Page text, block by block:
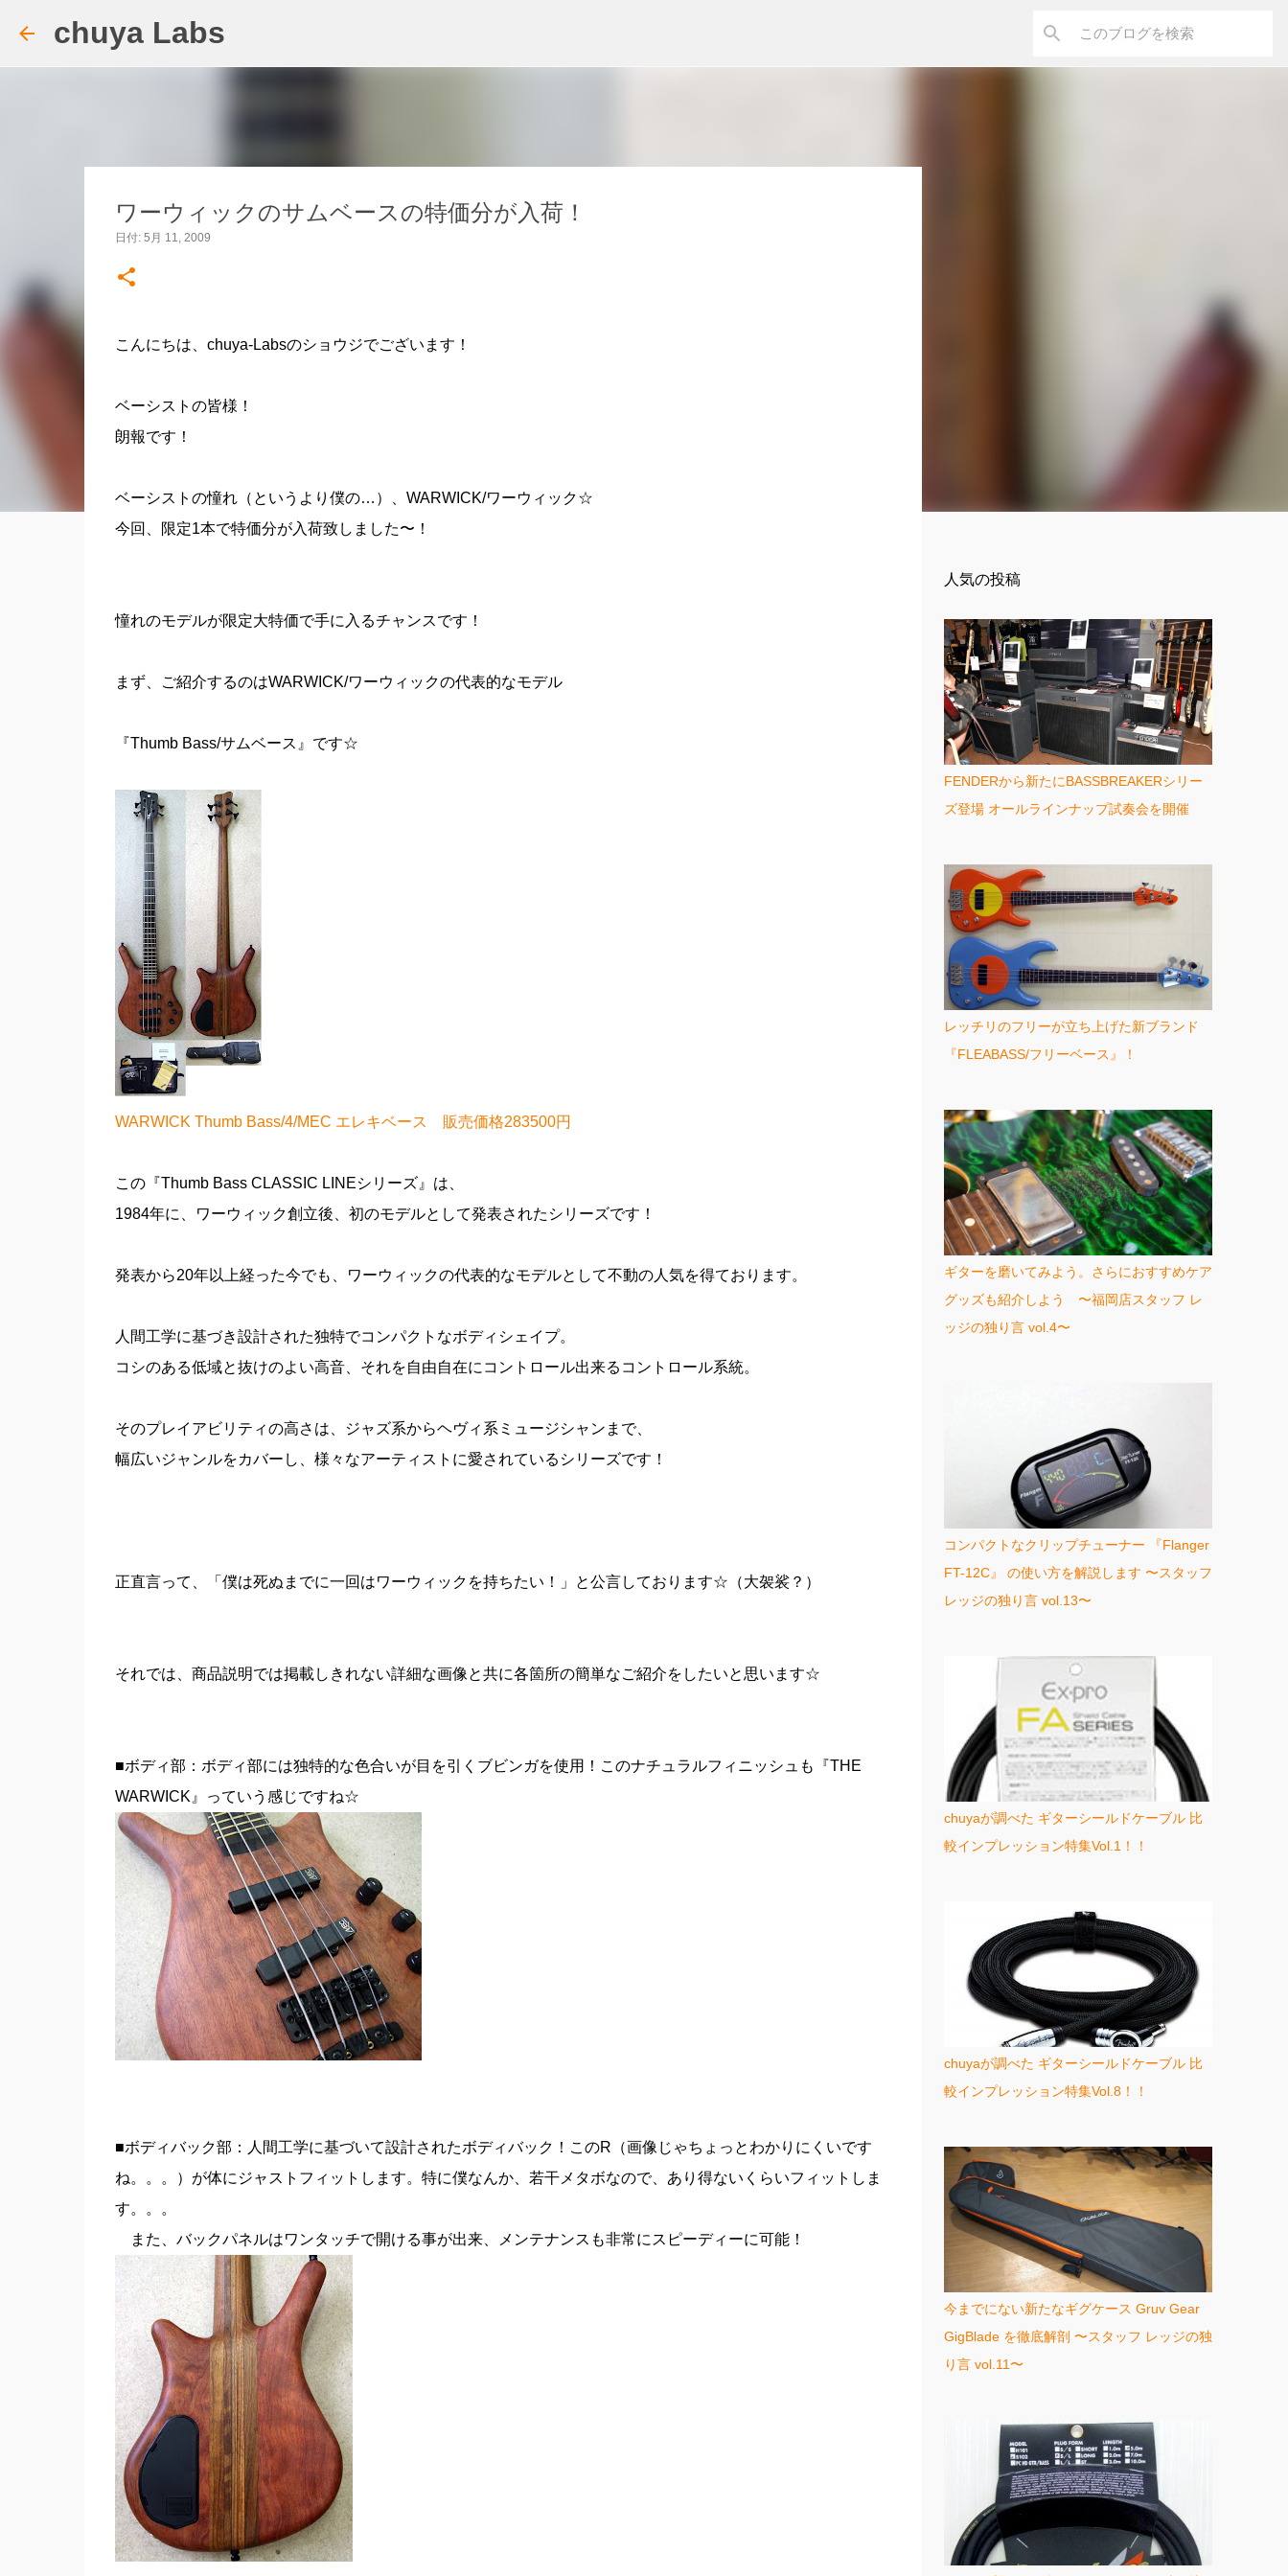
chuya Labs
ワーウィックのサムベースの特価分が入荷！
日付: 5月 11, 2009
こんにちは、chuya-Labsのショウジでございます！
ベーシストの皆様！
朗報です！
ベーシストの憧れ（というより僕の…）、WARWICK/ワーウィック☆
今回、限定1本で特価分が入荷致しました〜！
憧れのモデルが限定大特価で手に入るチャンスです！
まず、ご紹介するのはWARWICK/ワーウィックの代表的なモデル
『Thumb Bass/サムベース』です☆
WARWICK Thumb Bass/4/MEC エレキベース 販売価格283500円
この『Thumb Bass CLASSIC LINEシリーズ』は、
1984年に、ワーウィック創立後、初のモデルとして発表されたシリーズです！
発表から20年以上経った今でも、ワーウィックの代表的なモデルとして不動の人気を得ております。
人間工学に基づき設計された独特でコンパクトなボディシェイプ。
コシのある低域と抜けのよい高音、それを自由自在にコントロール出来るコントロール系統。
そのプレイアビリティの高さは、ジャズ系からヘヴィ系ミュージシャンまで、
幅広いジャンルをカバーし、様々なアーティストに愛されているシリーズです！
正直言って、「僕は死ぬまでに一回はワーウィックを持ちたい！」と公言しております☆（大袈裟？）
それでは、商品説明では掲載しきれない詳細な画像と共に各箇所の簡単なご紹介をしたいと思います☆
■ボディ部：ボディ部には独特的な色合いが目を引くブビンガを使用！このナチュラルフィニッシュも『THE
WARWICK』っていう感じですね☆
■ボディバック部：人間工学に基づいて設計されたボディバック！このR（画像じゃちょっとわかりにくいです
ね。。。）が体にジャストフィットします。特に僕なんか、若干メタボなので、あり得ないくらいフィットしま
す。。。
また、バックパネルはワンタッチで開ける事が出来、メンテナンスも非常にスピーディーに可能！
人気の投稿
FENDERから新たにBASSBREAKERシリー
ズ登場 オールラインナップ試奏会を開催
レッチリのフリーが立ち上げた新ブランド
『FLEABASS/フリーベース』！
ギターを磨いてみよう。さらにおすすめケア
グッズも紹介しよう 〜福岡店スタッフ レ
ッジの独り言 vol.4〜
コンパクトなクリップチューナー 『Flanger
FT-12C』 の使い方を解説します 〜スタッフ
レッジの独り言 vol.13〜
chuyaが調べた ギターシールドケーブル 比
較インプレッション特集Vol.1！！
chuyaが調べた ギターシールドケーブル 比
較インプレッション特集Vol.8！！
今までにない新たなギグケース Gruv Gear
GigBlade を徹底解剖 〜スタッフ レッジの独
り言 vol.11〜